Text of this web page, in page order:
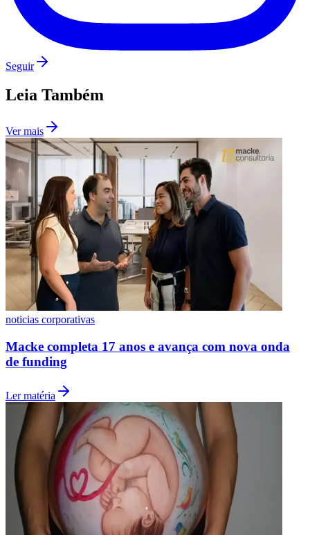
Flamengo
Fluminense
Seguir
Leia Também
Ver mais
noticias corporativas
Macke completa 17 anos e avança com nova onda
de funding
Ler matéria